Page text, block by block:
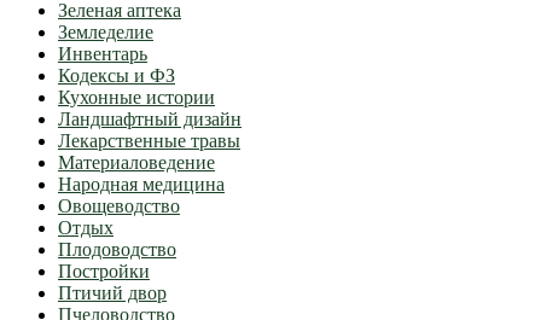
Зеленая аптека
Земледелие
Инвентарь
Кодексы и ФЗ
Кухонные истории
Ландшафтный дизайн
Лекарственные травы
Материаловедение
Народная медицина
Овощеводство
Отдых
Плодоводство
Постройки
Птичий двор
Пчеловодство